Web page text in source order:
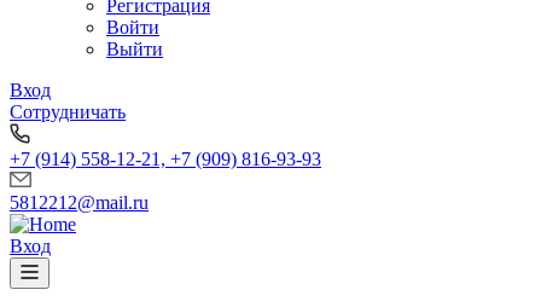
Регистрация
Войти
Выйти
Вход
Сотрудничать
+7 (914) 558-12-21, +7 (909) 816-93-93
5812212@mail.ru
Вход